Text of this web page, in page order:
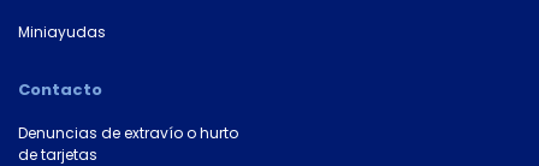
de
tarjeta*
Miniayudas
Contacto
Denuncias de extravío o hurto
de tarjetas